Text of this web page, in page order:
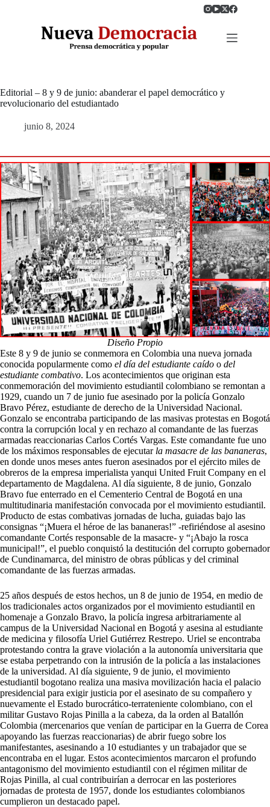
Editorial – 8 y 9 de junio: abanderar el papel democrático y
revolucionario del estudiantado
junio 8, 2024
Diseño Propio
Este 8 y 9 de junio se conmemora en Colombia una nueva jornada
conocida popularmente como el día del estudiante caído o del
estudiante combativo. Los acontecimientos que originan esta
conmemoración del movimiento estudiantil colombiano se remontan a
1929, cuando un 7 de junio fue asesinado por la policía Gonzalo
Bravo Pérez, estudiante de derecho de la Universidad Nacional.
Gonzalo se encontraba participando de las masivas protestas en Bogotá
contra la corrupción local y en rechazo al comandante de las fuerzas
armadas reaccionarias Carlos Cortés Vargas. Este comandante fue uno
de los máximos responsables de ejecutar la masacre de las bananeras,
en donde unos meses antes fueron asesinados por el ejército miles de
obreros de la empresa imperialista yanqui United Fruit Company en el
departamento de Magdalena. Al día siguiente, 8 de junio, Gonzalo
Bravo fue enterrado en el Cementerio Central de Bogotá en una
multitudinaria manifestación convocada por el movimiento estudiantil.
Producto de estas combativas jornadas de lucha, guiadas bajo las
consignas “¡Muera el héroe de las bananeras!” -refiriéndose al asesino
comandante Cortés responsable de la masacre- y “¡Abajo la rosca
municipal!”, el pueblo conquistó la destitución del corrupto gobernador
de Cundinamarca, del ministro de obras públicas y del criminal
comandante de las fuerzas armadas.
25 años después de estos hechos, un 8 de junio de 1954, en medio de
los tradicionales actos organizados por el movimiento estudiantil en
homenaje a Gonzalo Bravo, la policía ingresa arbitrariamente al
campus de la Universidad Nacional en Bogotá y asesina al estudiante
de medicina y filosofía Uriel Gutiérrez Restrepo. Uriel se encontraba
protestando contra la grave violación a la autonomía universitaria que
se estaba perpetrando con la intrusión de la policía a las instalaciones
de la universidad. Al día siguiente, 9 de junio, el movimiento
estudiantil bogotano realiza una masiva movilización hacia el palacio
presidencial para exigir justicia por el asesinato de su compañero y
nuevamente el Estado burocrático-terrateniente colombiano, con el
militar Gustavo Rojas Pinilla a la cabeza, da la orden al Batallón
Colombia (mercenarios que venían de participar en la Guerra de Corea
apoyando las fuerzas reaccionarias) de abrir fuego sobre los
manifestantes, asesinando a 10 estudiantes y un trabajador que se
encontraba en el lugar. Estos acontecimientos marcaron el profundo
antagonismo del movimiento estudiantil con el régimen militar de
Rojas Pinilla, al cual contribuirían a derrocar en las posteriores
jornadas de protesta de 1957, donde los estudiantes colombianos
cumplieron un destacado papel.